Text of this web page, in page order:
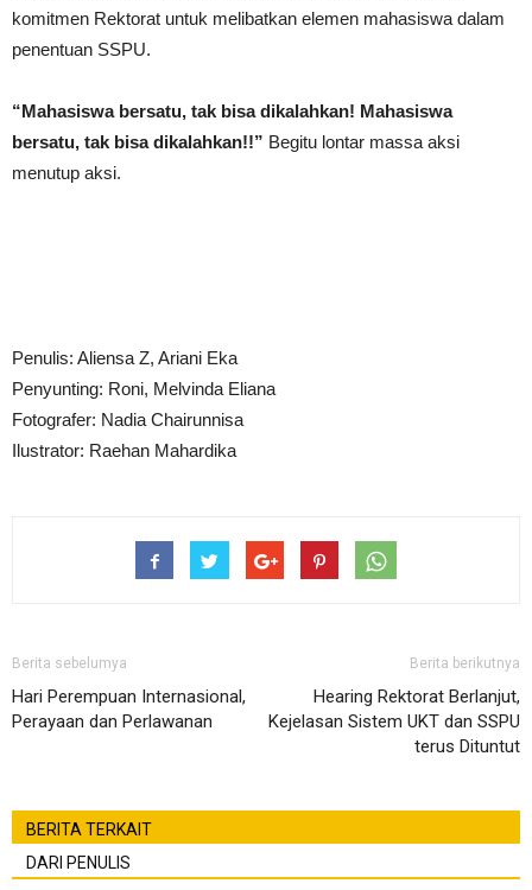
komitmen Rektorat untuk melibatkan elemen mahasiswa dalam
penentuan SSPU.
“Mahasiswa bersatu, tak bisa dikalahkan! Mahasiswa
bersatu, tak bisa dikalahkan!!” Begitu lontar massa aksi
menutup aksi.
Penulis: Aliensa Z, Ariani Eka
Penyunting: Roni, Melvinda Eliana
Fotografer: Nadia Chairunnisa
Ilustrator: Raehan Mahardika
Berita sebelumya
Hari Perempuan Internasional,
Perayaan dan Perlawanan
Berita berikutnya
Hearing Rektorat Berlanjut,
Kejelasan Sistem UKT dan SSPU
terus Dituntut
BERITA TERKAIT
DARI PENULIS